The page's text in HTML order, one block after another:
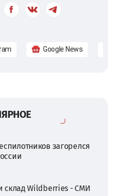
Google News
загорелся
склад Wildberries - СМИ